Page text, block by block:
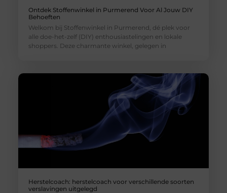
Ontdek Stoffenwinkel in Purmerend Voor Al Jouw DIY
Behoeften
Welkom bij Stoffenwinkel in Purmerend, dé plek voor
alle doe-het-zelf (DIY) enthousiastelingen en lokale
shoppers. Deze charmante winkel, gelegen in
Herstelcoach: herstelcoach voor verschillende soorten
verslavingen uitgelegd